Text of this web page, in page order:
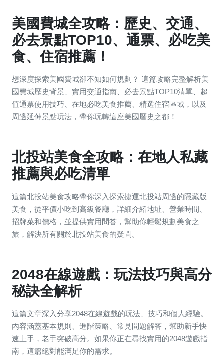
美國費城全攻略：歷史、交通、
必去景點TOP10、通票、必吃美
食、住宿推薦！
想深度探索美國費城卻不知如何規劃？ 這篇攻略完整解析美
國費城歷史背景、實用交通指南、必去景點TOP10清單、超
值通票使用技巧、在地必吃美食推薦、精選住宿區域，以及
周邊延伸景點玩法，帶你玩轉這座美國曆史之都！
北投站美食全攻略：在地人私藏
推薦與必吃清單
這篇北投站美食攻略帶你深入探索捷運北投站周邊的隱藏版
美食，從平價小吃到高級餐廳，詳細介紹地址、營業時間、
招牌菜和價格，並提供實用問答，幫助你輕鬆規劃美食之
旅，解決所有關於北投站美食的疑問。
2048在線遊戲：玩法技巧與高分
秘訣全解析
這篇文章深入分享2048在線遊戲的玩法、技巧和個人經驗。
內容涵蓋基本規則、進階策略、常見問題解答，幫助新手快
速上手，老手突破高分。如果你正在尋找實用的2048遊戲指
南，這篇絕對能滿足你的需求。